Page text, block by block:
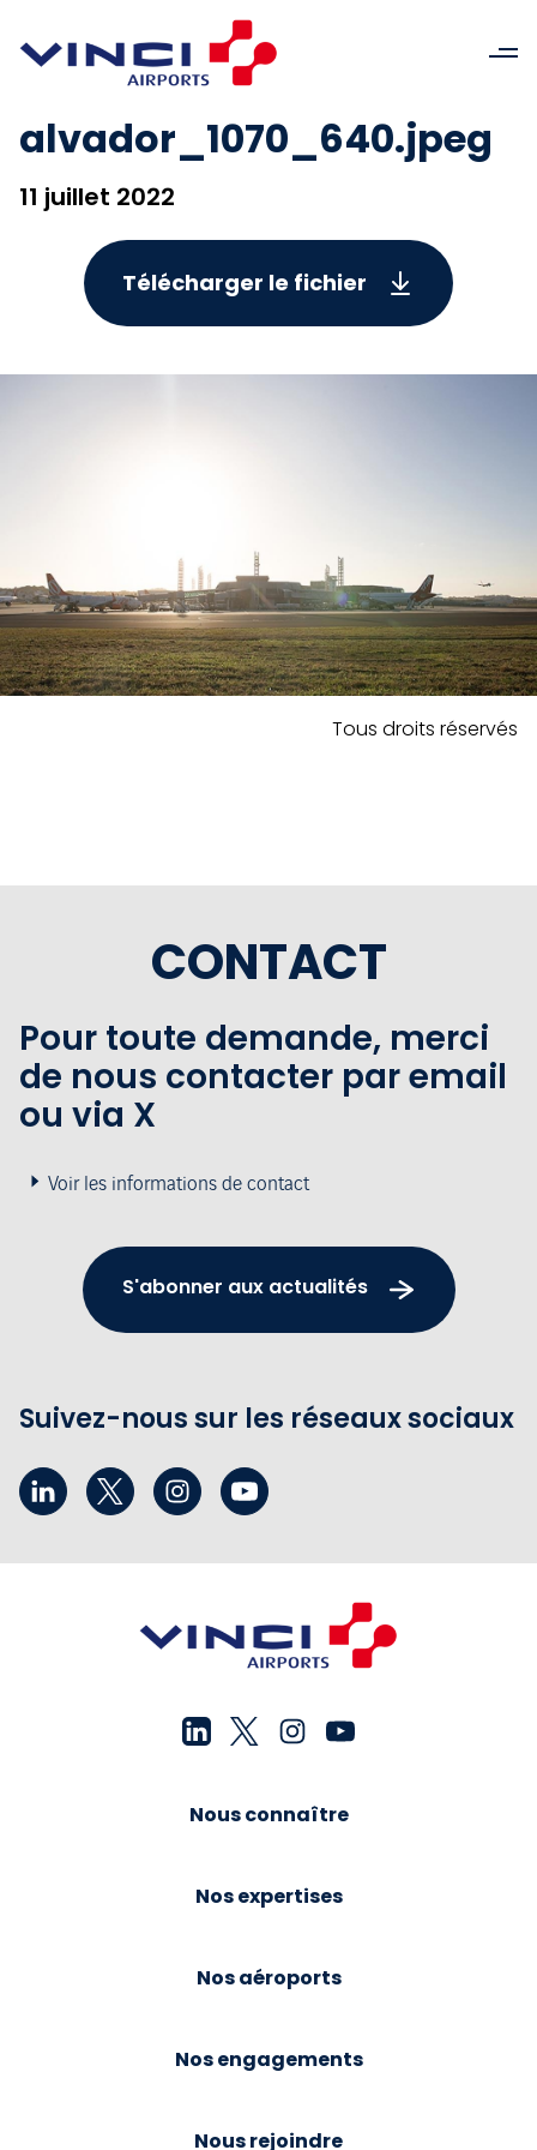
alvador_1070_640.jpeg
11 juillet 2022
Télécharger le fichier
Tous droits réservés
CONTACT
Pour toute demande, merci
de nous contacter par email
ou via X
Voir les informations de contact
S'abonner aux actualités
Suivez-nous sur les réseaux sociaux
Nous connaître
Nos expertises
Nos aéroports
Nos engagements
Nous rejoindre